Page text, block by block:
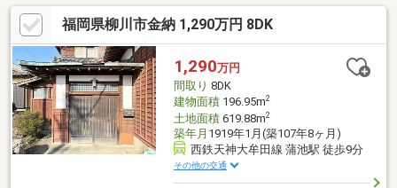
福岡県柳川市金納 1,290万円 8DK
1,290万円
間取り 8DK
建物面積196.95m2
土地面積619.88m2
築年月 1919年1月(築107年8ヶ月)
西鉄天神大牟田線 蒲池駅 徒歩9分
その他の交通